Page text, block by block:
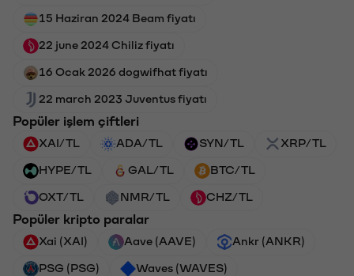
15 Haziran 2024 Beam fiyatı
22 june 2024 Chiliz fiyatı
16 Ocak 2026 dogwifhat fiyatı
22 march 2023 Juventus fiyatı
Popüler işlem çiftleri
XAI/TL ADA/TL SYN/TL XRP/TL
HYPE/TL GAL/TL BTC/TL
OXT/TL NMR/TL CHZ/TL
Popüler kripto paralar
Xai (XAI) Aave (AAVE) Ankr (ANKR)
PSG (PSG) Waves (WAVES)